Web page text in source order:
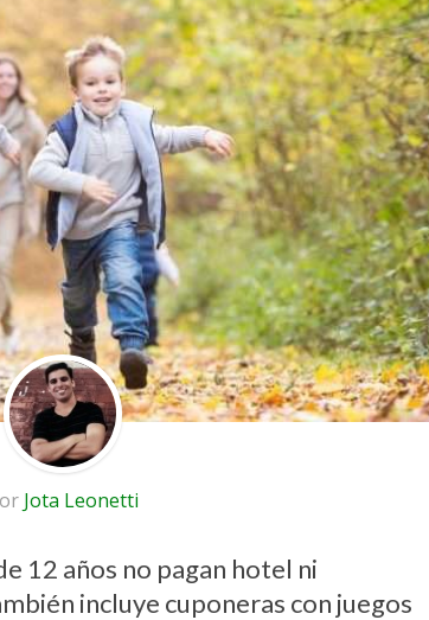
Jota Leonetti
12 años no pagan hotel ni
incluye cuponeras con juegos